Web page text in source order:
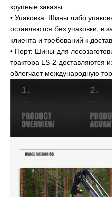
крупные заказы.
• Упаковка: Шины либо
оставляются без упаковки, в
клиента и требований к
• Порт: Шины для
трактора LS-2 доставляются
облегчает международную